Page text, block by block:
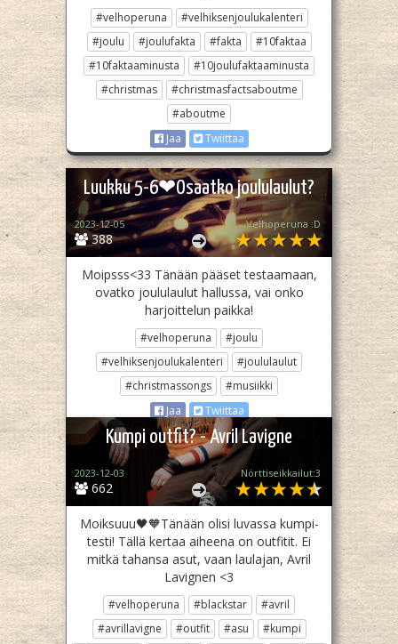
#velhoperuna
#velhiksenjoulukalenteri
#joulu
#joulufakta #fakta
#10faktaa
#10faktaaminusta
#10joulufaktaaminusta
#christmas
#christmasfactsaboutme
#aboutme
Jaa
Twiittaa
Luukku 5-6❤Osaatko joululaulut?
388
2023-12-05 Velhoperuna :D
Moipsss<33 Tänään pääset testaamaan,
ovatko joululaulut hallussa, vai onko
harjoittelun paikka!
#velhoperuna
#joulu
#velhiksenjoulukalenteri
#joululaulut
#christmassongs
#musiikki
Jaa
Twiittaa
Kumpi outfit? - Avril Lavigne
662
2023-12-03 Nörttiseikkailut:3
Moiksuuu🖤🧡Tänään olisi luvassa kumpi-
testi! Tällä kertaa aiheena on outfitit. Ei
mitkä tahansa asut, vaan laulajan, Avril
Lavignen <3
#velhoperuna #blackstar
#avril
#avrillavigne
#outfit #asu
#kumpi